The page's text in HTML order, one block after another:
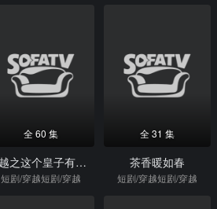
全 60 集
穿越之这个皇子有点六
短剧/穿越短剧/穿越
全 31 集
茶香暖如春
短剧/穿越短剧/穿越